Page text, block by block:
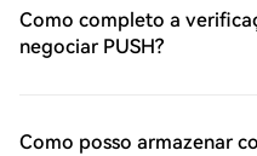
Como completo a
negociar PUSH?
Como posso armazenar